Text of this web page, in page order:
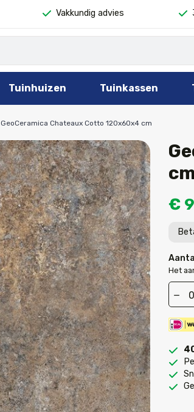
Vakkundig advies
Tuinhuizen Tuinkassen
GeoCeramica Chateaux Cotto 120x60x4 cm
€
Het